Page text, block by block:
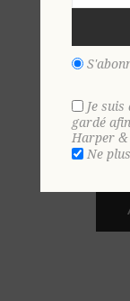
Je
gardé
Harper &
Ne